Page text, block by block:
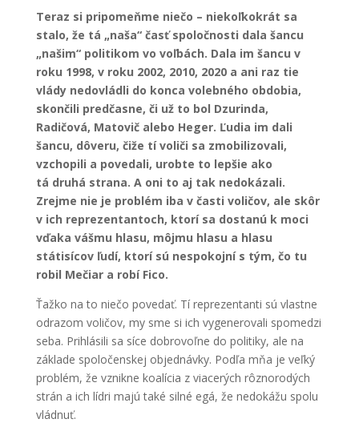
Teraz si pripomeňme niečo – niekoľkokrát sa
stalo, že tá „naša“ časť spoločnosti dala šancu
„našim“ politikom vo voľbách. Dala im šancu v
roku 1998, v roku 2002, 2010, 2020 a ani raz tie
vlády nedovládli do konca volebného obdobia,
skončili predčasne, či už to bol Dzurinda,
Radičová, Matovič alebo Heger. Ľudia im dali
šancu, dôveru, čiže tí voliči sa zmobilizovali,
vzchopili a povedali, urobte to lepšie ako
tá druhá strana. A oni to aj tak nedokázali.
Zrejme nie je problém iba v časti voličov, ale skôr
v ich reprezentantoch, ktorí sa dostanú k moci
vďaka vášmu hlasu, môjmu hlasu a hlasu
státisícov ľudí, ktorí sú nespokojní s tým, čo tu
robil Mečiar a robí Fico.
Ťažko na to niečo povedať. Tí reprezentanti sú vlastne
odrazom voličov, my sme si ich vygenerovali spomedzi
seba. Prihlásili sa síce dobrovoľne do politiky, ale na
základe spoločenskej objednávky. Podľa mňa je veľký
problém, že vznikne koalícia z viacerých rôznorodých
strán a ich lídri majú také silné egá, že nedokážu spolu
vládnuť.